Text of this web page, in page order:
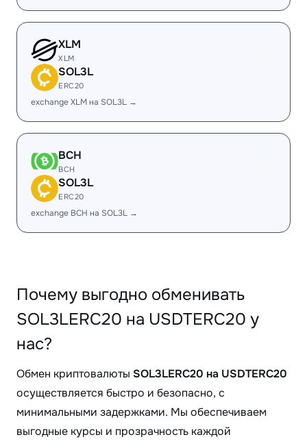
XLM
XLM
SOL3L
ERC20
exchange XLM на SOL3L →
BCH
BCH
SOL3L
ERC20
exchange BCH на SOL3L →
Почему выгодно обменивать
SOL3LERC20 на USDTERC20 у
нас?
Обмен криптовалюты SOL3LERC20 на USDTERC20
осуществляется быстро и безопасно, с
минимальными задержками. Мы обеспечиваем
выгодные курсы и прозрачность каждой